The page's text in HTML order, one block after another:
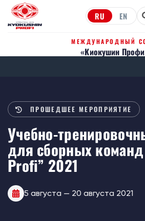
RU EN
МЕЖДУНАРОДНЫЙ
«Киокушин
ПРОШЕДШЕЕ МЕРОПРИЯТИЕ
Учебно-
для сборных
Profi” 2021
5 августа — 20 августа 2021